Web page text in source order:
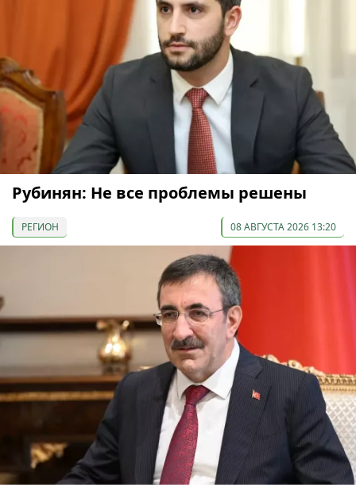
Рубинян: Не все проблемы решены
РЕГИОН 08 АВГУСТА 2026 13:20